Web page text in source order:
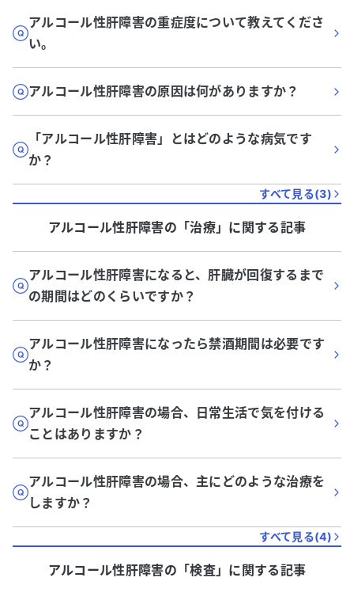
アルコール性肝障害の重症度について教えてくださ
い。
アルコール性肝障害の原因は何がありますか？
「アルコール性肝障害」とはどのような病気です
か？
すべて見る(3)
アルコール性肝障害の「治療」に関する記事
アルコール性肝障害になると、肝臓が回復するまで
の期間はどのくらいですか？
アルコール性肝障害になったら禁酒期間は必要です
か？
アルコール性肝障害の場合、日常生活で気を付ける
ことはありますか？
アルコール性肝障害の場合、主にどのような治療を
しますか？
すべて見る(4)
アルコール性肝障害の「検査」に関する記事